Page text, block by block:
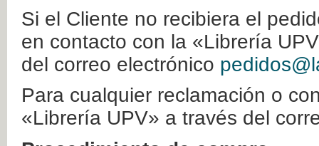
Si el Cliente no recibiera el
en contacto con la «Librería
del correo electrónico
Para cualquier reclamación o
«Librería UPV» a través del